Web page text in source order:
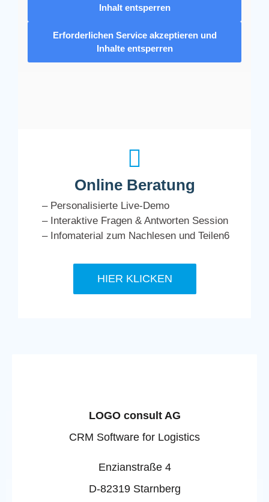
Inhalt entsperren
Erforderlichen Service akzeptieren und
Inhalte entsperren
Online Beratung
– Personalisierte Live-Demo
– Interaktive Fragen & Antworten Session
– Infomaterial zum Nachlesen und Teilen6
HIER KLICKEN
LOGO consult AG
CRM Software for Logistics
Enzianstraße 4
D-82319 Starnberg